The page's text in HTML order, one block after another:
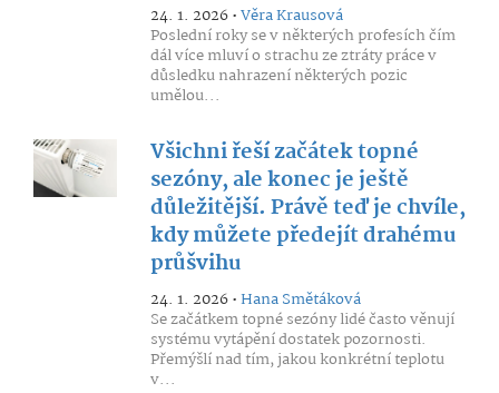
24. 1. 2026 •Věra Krausová
Poslední roky se v některých profesích čím
dál více mluví o strachu ze ztráty práce v
důsledku nahrazení některých pozic
umělou...
Všichni řeší začátek topné
sezóny, ale konec je ještě
důležitější. Právě teď je chvíle,
kdy můžete předejít drahému
průšvihu
24. 1. 2026 •Hana Smětáková
Se začátkem topné sezóny lidé často věnují
systému vytápění dostatek pozornosti.
Přemýšlí nad tím, jakou konkrétní teplotu
v...